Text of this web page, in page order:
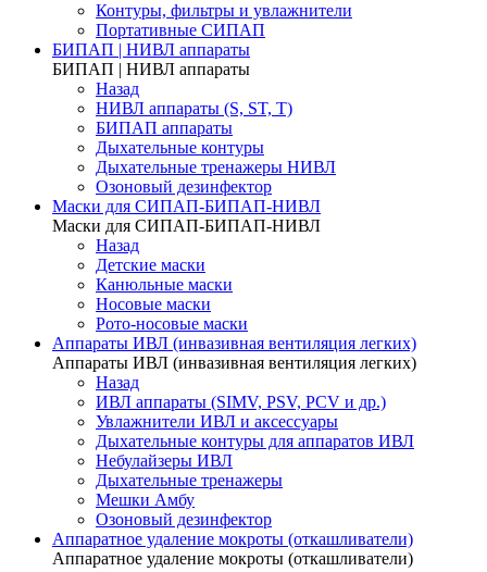
Контуры, фильтры и увлажнители
Портативные СИПАП
БИПАП | НИВЛ аппараты
БИПАП | НИВЛ аппараты
Назад
НИВЛ аппараты (S, ST, T)
БИПАП аппараты
Дыхательные контуры
Дыхательные тренажеры НИВЛ
Озоновый дезинфектор
Маски для СИПАП-БИПАП-НИВЛ
Маски для СИПАП-БИПАП-НИВЛ
Назад
Детские маски
Канюльные маски
Носовые маски
Рото-носовые маски
Аппараты ИВЛ (инвазивная вентиляция легких)
Аппараты ИВЛ (инвазивная вентиляция легких)
Назад
ИВЛ аппараты (SIMV, PSV, PCV и др.)
Увлажнители ИВЛ и аксессуары
Дыхательные контуры для аппаратов ИВЛ
Небулайзеры ИВЛ
Дыхательные тренажеры
Мешки Амбу
Озоновый дезинфектор
Аппаратное удаление мокроты (откашливатели)
Аппаратное удаление мокроты (откашливатели)